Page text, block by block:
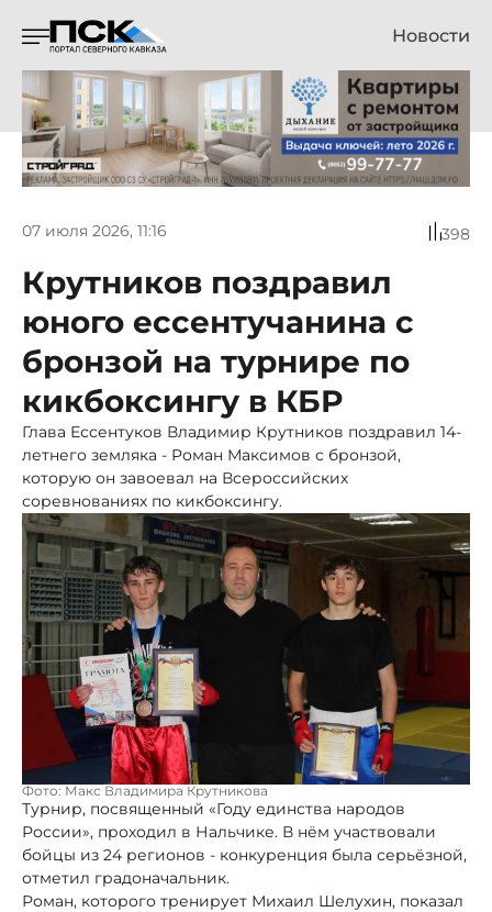
Новости
07 июля 2026, 11:16 398
Крутников поздравил
юного ессентучанина с
бронзой на турнире по
кикбоксингу в КБР
Глава Ессентуков Владимир Крутников поздравил 14-
летнего земляка - Роман Максимов с бронзой,
которую он завоевал на Всероссийских
соревнованиях по кикбоксингу.
Фото: Макс Владимира Крутникова
Турнир, посвященный «Году единства народов
России», проходил в Нальчике. В нём участвовали
бойцы из 24 регионов - конкуренция была серьёзной,
отметил градоначальник.
Роман, которого тренирует Михаил Шелухин, показал